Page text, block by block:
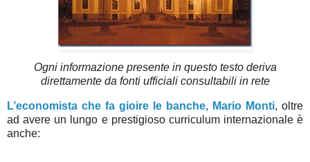
Ogni informazione presente in questo testo deriva
direttamente da fonti ufficiali consultabili in rete
L’economista che fa gioire le banche, Mario Monti, oltre
ad avere un lungo e prestigioso curriculum internazionale è
anche: